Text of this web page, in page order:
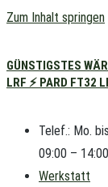
Zum Inhalt springen
GÜNSTIGSTES
LRF ⚡ PARD FT32
Telef.: Mo.
09:00 –
Werkstatt